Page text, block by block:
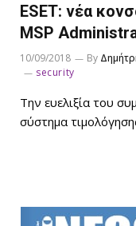
ESET: νέα
MSP
10/09/2018 By
security
Την ευελιξία του
σύστημα